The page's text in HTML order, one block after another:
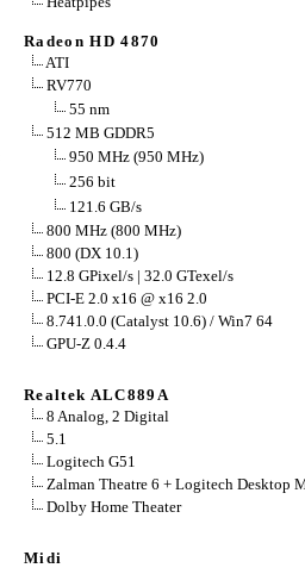
Radeon HD 4870
ATI
RV770
55 nm
512 MB GDDR5
950 MHz (950 MHz)
256 bit
121.6 GB/s
800 MHz (800 MHz)
800 (DX 10.1)
12.8 GPixel/s | 32.0 GTexel/s
PCI-E 2.0 x16 @ x16 2.0
8.741.0.0 (Catalyst 10.6) / Win7 64
GPU-Z 0.4.4
Realtek ALC889A
8 Analog, 2 Digital
5.1
Logitech G51
Zalman Theatre 6 + Logitech Desktop
Dolby Home Theater
Midi